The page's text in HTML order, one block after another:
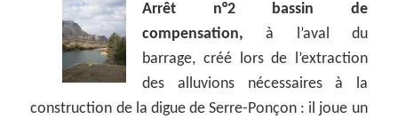
Arrêt n°2 bassin de
compensation, à l’aval du
barrage, créé lors de l’extraction
des alluvions nécessaires à la
construction de la digue de Serre-Ponçon : il joue un